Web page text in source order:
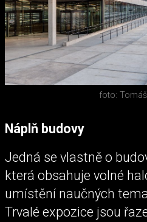
foto:
Náplň budovy
Jedná se vlastně o
která obsahuje volné
umístění naučných
Trvalé expozice jsou